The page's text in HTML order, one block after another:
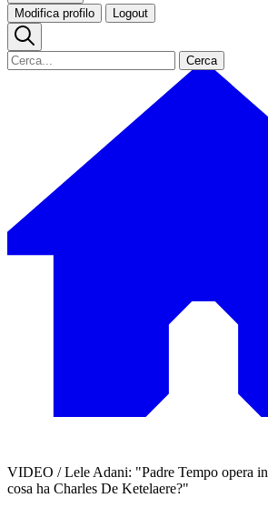
Modifica profilo Logout
Cerca
VIDEO / Lele Adani: "Padre Tempo opera
cosa ha Charles De Ketelaere?"